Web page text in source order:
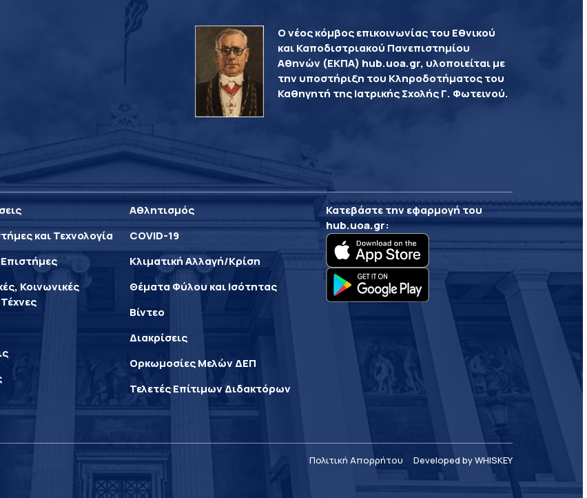
Ο νέος κόμβος επικοινωνίας του Εθνικού
και Καποδιστριακού Πανεπιστημίου
Αθηνών (ΕΚΠΑ) hub.uoa.gr, υλοποιείται με
την υποστήριξη του Κληροδοτήματος του
Καθηγητή της Ιατρικής Σχολής Γ. Φωτεινού.
και Τεχνολογία
Κοινωνικές
Αθλητισμός
COVID-19
Κλιματική Αλλαγή/Κρίση
Θέματα Φύλου και Ισότητας
Βίντεο
Διακρίσεις
Ορκωμοσίες Μελών ΔΕΠ
Τελετές Επίτιμων Διδακτόρων
Κατεβάστε την εφαρμογή του
hub.uoa.gr:
Πολιτική Απορρήτου Developed by WHISKEY